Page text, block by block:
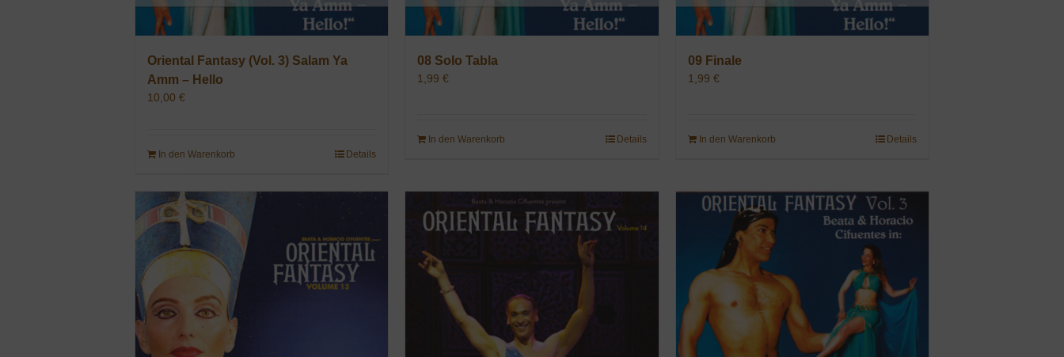
Oriental Fantasy (Vol. 3) Salam Ya
Amm – Hello
10,00 €
In den Warenkorb Details
08 Solo Tabla
1,99€
In den Warenkorb Details
09 Finale
1,99 €
In den Warenkorb Details